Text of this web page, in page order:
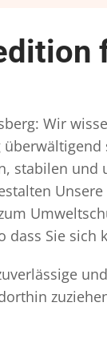
Wir
stabilen
dass Sie